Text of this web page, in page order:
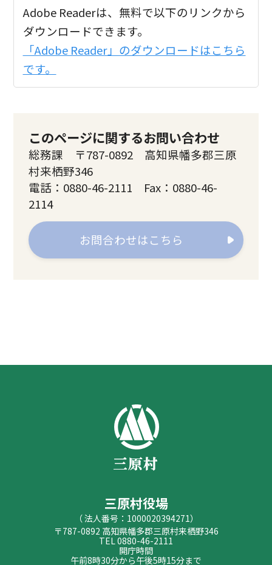
Adobe Readerは、無料で以下のリンクから
ダウンロードできます。
「Adobe Reader」のダウンロードはこちら
です。
このページに関するお問い合わせ
総務課 〒787-0892 高知県幡多郡三原
村来栖野346
電話：0880-46-2111 Fax：0880-46-
2114
お問合わせはこちら
三原村役場
（ 法人番号：1000020394271）
〒787-0892 高知県幡多郡三原村来栖野346
TEL 0880-46-2111
開庁時間
午前8時30分から午後5時15分まで